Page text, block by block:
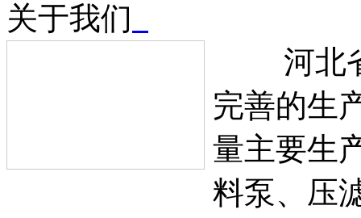
关于我们
河北省
完善的生
量主要生
料泵、压